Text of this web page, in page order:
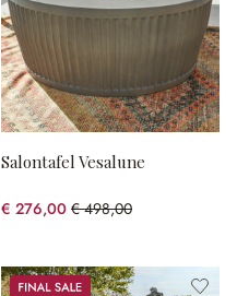
Salontafel Vesalune
€ 276,00 € 498,00
(44.58% gespart)
Sale